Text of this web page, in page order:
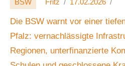
Die BSW warnt vor einer
Pfalz: vernachlässigte
Regionen, unterfinanzierte